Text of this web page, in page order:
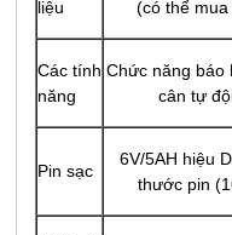
liệu
(có thể mua
Các tính
năng
Chức năng báo
cân tự
Pin sạc
6V/5AH hiệu
thước pin